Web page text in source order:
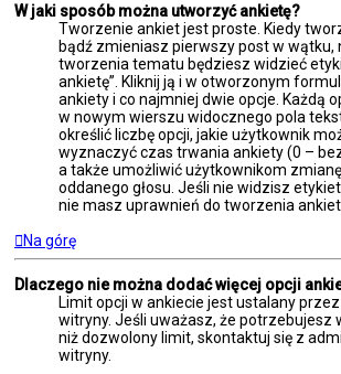
W jaki sposób można utworzyć ankietę?
Tworzenie ankiet jest proste. Kiedy
bądź zmieniasz pierwszy post w wątku,
tworzenia tematu będziesz widzieć
ankietę”. Kliknij ją i w otworzonym
ankiety i co najmniej dwie opcje. Każdą
w nowym wierszu widocznego pola
określić liczbę opcji, jakie użytkownik
wyznaczyć czas trwania ankiety (0 –
a także umożliwić użytkownikom
oddanego głosu. Jeśli nie widzisz
nie masz uprawnień do tworzenia ankiet.
Na górę
Dlaczego nie można dodać więcej opcji
Limit opcji w ankiecie jest ustalany
witryny. Jeśli uważasz, że potrzebujesz
niż dozwolony limit, skontaktuj się z
witryny.